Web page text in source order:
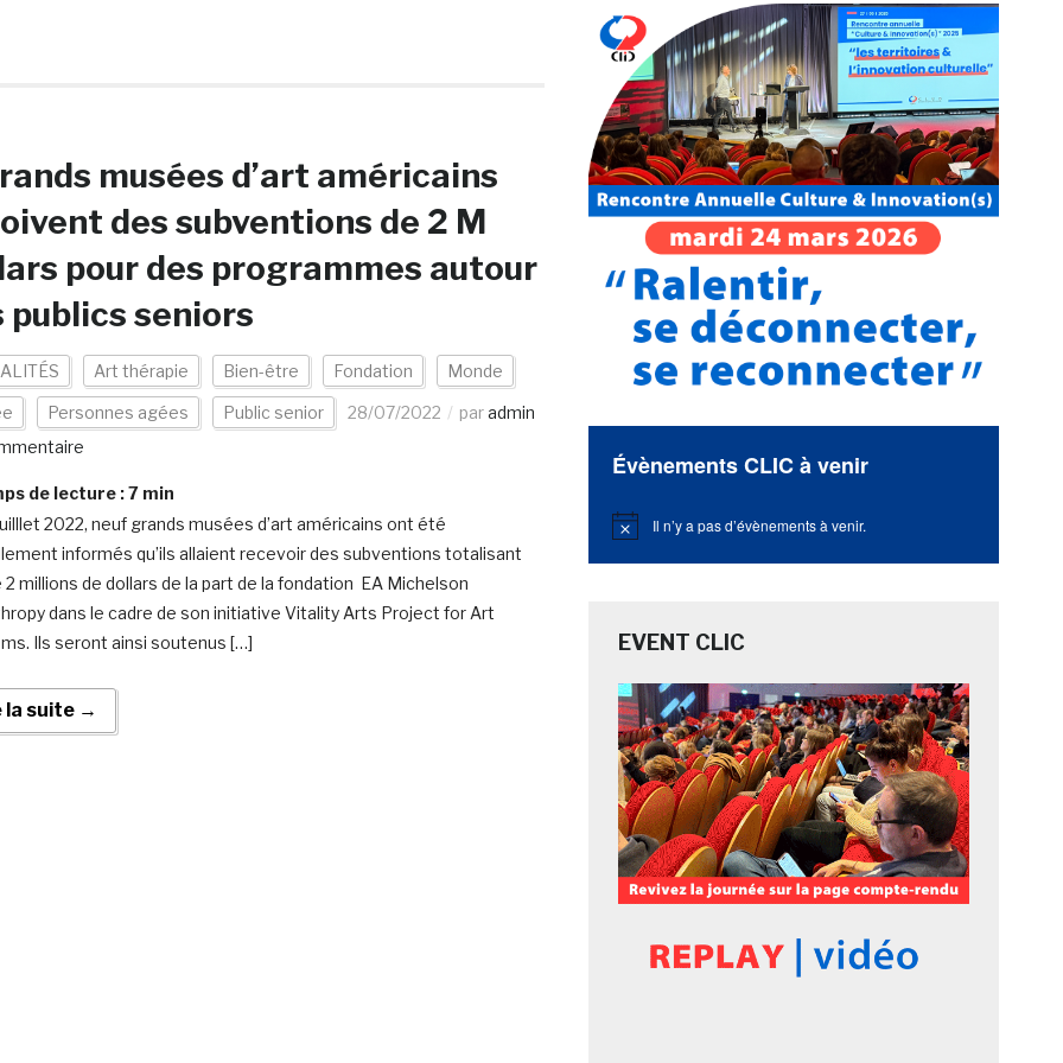
musées d’art américains
des subventions de 2 M
pour des programmes autour
publics seniors
Art thérapie Bien-être Fondation Monde
Personnes agées Public senior 28/07/2022 paradmin
de lecture :7 min
2022, neuf grands musées d’art américains ont été
informés qu’ils allaient recevoir des subventions totalisant
2 millions de dollars de la part de la fondation EA Michelson
dans le cadre de son initiative Vitality Arts Project for Art
Ils seront ainsi soutenus […]
la suite →
Évènements CLIC à venir
Notice Il n’y a pas d’évènements à venir.
EVENT CLIC